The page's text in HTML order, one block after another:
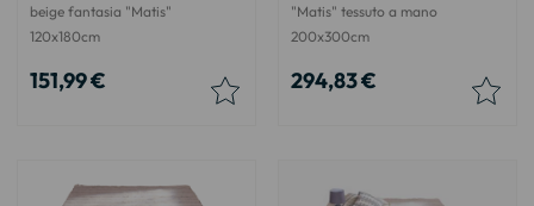
beige fantasia "Matis"
120x180cm
151,99 €
"Matis" tessuto a mano
200x300cm
294,83 €